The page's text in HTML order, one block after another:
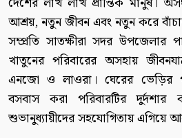
আশ্রয়, নতুন জীবন এবং নতুন করে
সম্প্রতি সাতক্ষীরা সদর উপজেলার
খাতুনের পরিবারের অসহায়
এনজো ও লাওরা। ঘেরের ভেড়ির
বসবাস করা পরিবারটির
শুভানুধ্যায়ীদের সহযোগিতায় এগিয়ে